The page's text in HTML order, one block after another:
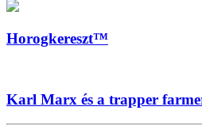
Horogkereszt™
Karl Marx és a trapper